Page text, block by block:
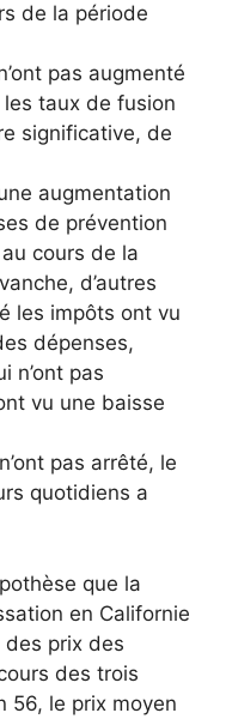
de la période
pas augmenté
taux de fusion
significative, de
augmentation
de prévention
cours de la
d’autres
les impôts ont vu
dépenses,
n’ont pas
vu une baisse
pas arrêté, le
quotidiens a
que la
en Californie
prix des
des trois
56, le prix moyen